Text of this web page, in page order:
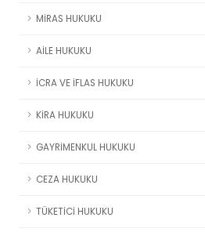
MİRAS HUKUKU
AİLE HUKUKU
İCRA VE İFLAS HUKUKU
KİRA HUKUKU
GAYRİMENKUL HUKUKU
CEZA HUKUKU
TÜKETİCİ HUKUKU